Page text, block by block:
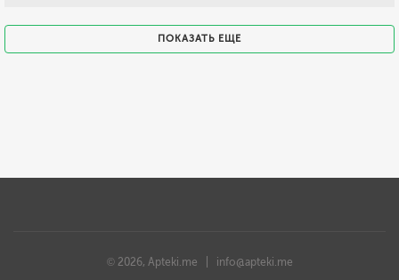
ПОКАЗАТЬ ЕЩЕ
© 2026, Apteki.me | info@apteki.me